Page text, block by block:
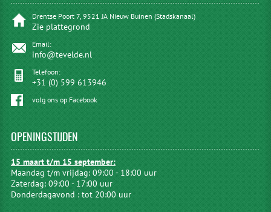
Drentse Poort 7, 9521 JA Nieuw Buinen (Stadskanaal)
Zie plattegrond
Email:
info@tevelde.nl
Telefoon:
+31 (0) 599 613946
volg ons op Facebook
OPENINGSTIJDEN
15 maart t/m 15 september:
Maandag t/m vrijdag: 09:00 - 18:00 uur
Zaterdag: 09:00 - 17:00 uur
Donderdagavond : tot 20:00 uur